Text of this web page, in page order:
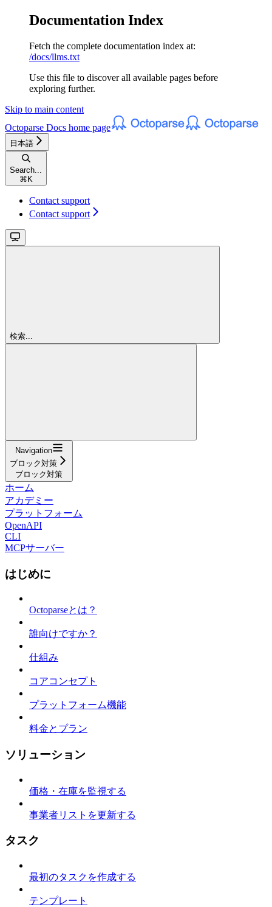
Documentation Index
Fetch the complete documentation index at:
/docs/llms.txt
Use this file to discover all available pages before
exploring further.
Skip to main content
Octoparse Docs home page
日本語
Search...
⌘ K
Contact support
Contact support
検索...
Navigation
ブロック対策
ブロック対策
ホーム
アカデミー
プラットフォーム
OpenAPI
CLI
MCPサーバー
はじめに
Octoparseとは？
誰向けですか？
仕組み
コアコンセプト
プラットフォーム機能
料金とプラン
ソリューション
価格・在庫を監視する
事業者リストを更新する
タスク
最初のタスクを作成する
テンプレート